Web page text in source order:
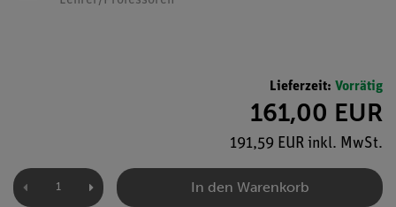
Lieferzeit: Vorrätig
161,00 EUR
191,59 EUR inkl. MwSt.
In den Warenkorb